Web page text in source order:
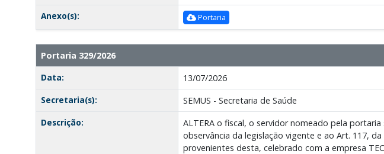
Anexo(s):
Portaria
Portaria 329/2026
Data:
13/07/2026
Secretaria(s):
SEMUS - Secretaria de Saúde
Descrição:
ALTERA o fiscal, o servidor nomeado pela portaria
observância da legislação vigente e ao Art. 117,
provenientes desta, celebrado com a empresa